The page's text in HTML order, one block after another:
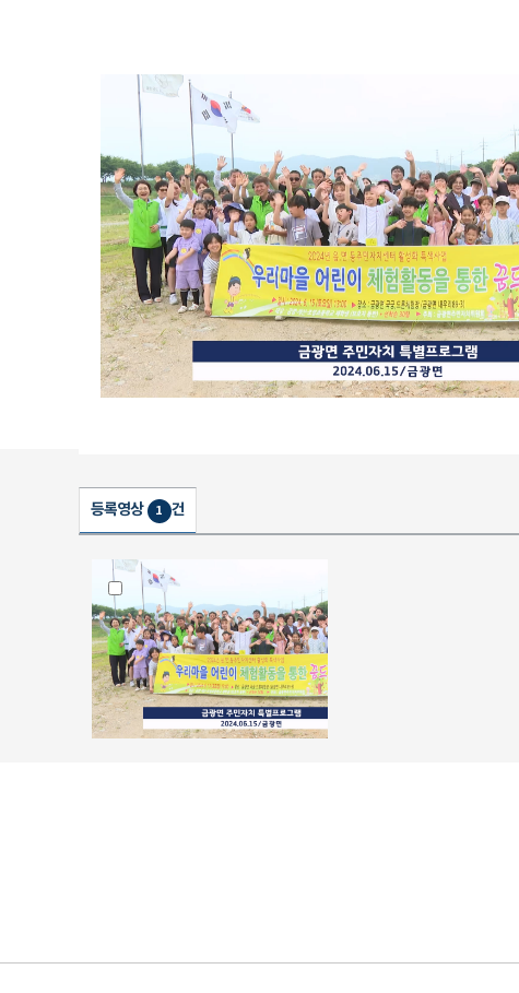
등록영상 1 건